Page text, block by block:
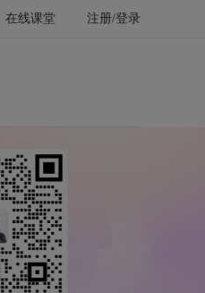
在线课堂 注册/登录